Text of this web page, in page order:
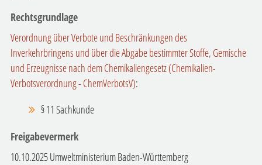
Rechtsgrundlage
Verordnung über Verbote und Beschränkungen des
Inverkehrbringens und über die Abgabe bestimmter Stoffe, Gemische
und Erzeugnisse nach dem Chemikaliengesetz (Chemikalien-
Verbotsverordnung - ChemVerbotsV):
§ 11 Sachkunde
Freigabevermerk
10.10.2025 Umweltministerium Baden-Württemberg